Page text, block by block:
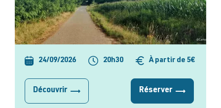
24/09/2026 20h30 À partir de 5€
Découvrir Réserver